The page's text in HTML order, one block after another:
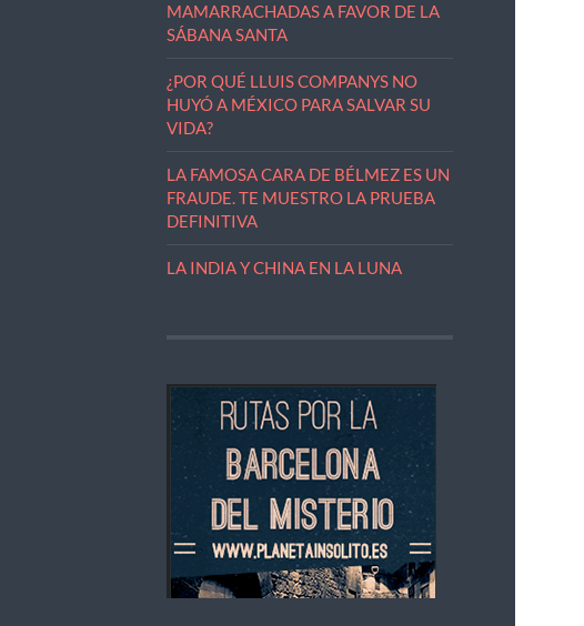
MAMARRACHADAS A FAVOR DE LA
SÁBANA SANTA
¿POR QUÉ LLUIS COMPANYS NO
HUYÓ A MÉXICO PARA SALVAR SU
VIDA?
LA FAMOSA CARA DE BÉLMEZ ES UN
FRAUDE. TE MUESTRO LA PRUEBA
DEFINITIVA
LA INDIA Y CHINA EN LA LUNA